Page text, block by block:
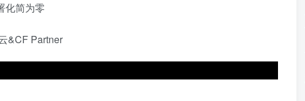
化简为零
&CF Partner